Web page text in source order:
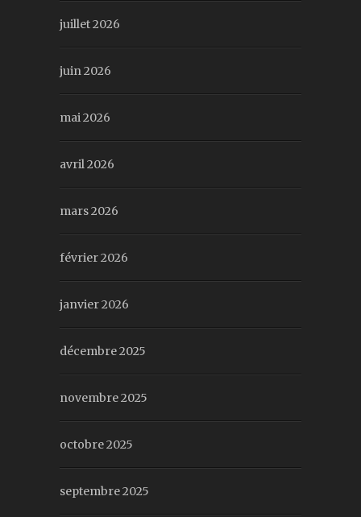
juillet 2026
juin 2026
mai 2026
avril 2026
mars 2026
février 2026
janvier 2026
décembre 2025
novembre 2025
octobre 2025
septembre 2025